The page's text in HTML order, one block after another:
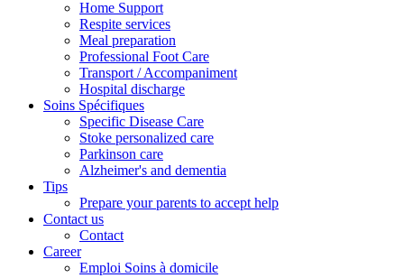
Home Support
Respite services
Meal preparation
Professional Foot Care
Transport / Accompaniment
Hospital discharge
Soins Spécifiques
Specific Disease Care
Stoke personalized care
Parkinson care
Alzheimer's and dementia
Tips
Prepare your parents to accept help
Contact us
Contact
Career
Emploi Soins à domicile